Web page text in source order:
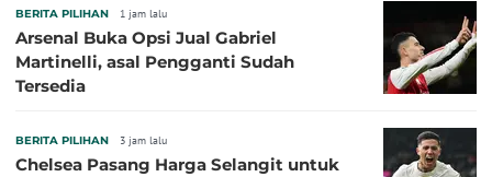
BERITA PILIHAN 1 jam lalu
Arsenal Buka Opsi Jual Gabriel
Martinelli, asal Pengganti Sudah
Tersedia
BERITA PILIHAN 3 jam lalu
Chelsea Pasang Harga Selangit untuk